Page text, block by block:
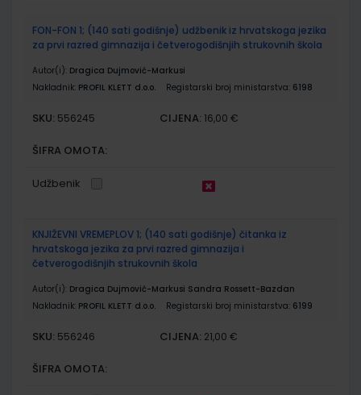
proizvodi
FON-FON 1; (140 sati godišnje) udžbenik iz hrvatskoga jezika
za prvi razred gimnazija i četverogodišnjih strukovnih škola
Autor(i): Dragica Dujmović-Markusi
Nakladnik: PROFIL KLETT d.o.o. Registarski broj ministarstva: 6198
SKU: 556245 CIJENA: 16,00 €
ŠIFRA OMOTA:
Udžbenik
KNJIŽEVNI VREMEPLOV 1; (140 sati godišnje) čitanka iz
hrvatskoga jezika za prvi razred gimnazija i
četverogodišnjih strukovnih škola
Autor(i): Dragica Dujmović-Markusi Sandra Rossett-Bazdan
Nakladnik: PROFIL KLETT d.o.o. Registarski broj ministarstva: 6199
SKU: 556246 CIJENA: 21,00 €
ŠIFRA OMOTA: